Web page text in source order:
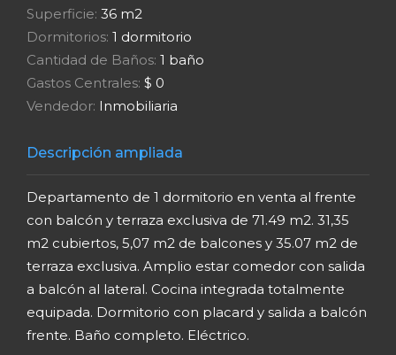
Superficie: 36 m2
Dormitorios: 1 dormitorio
Cantidad de Baños: 1 baño
Gastos Centrales: $ 0
Vendedor: Inmobiliaria
Descripción ampliada
Departamento de 1 dormitorio en venta al frente
con balcón y terraza exclusiva de 71.49 m2. 31,35
m2 cubiertos, 5,07 m2 de balcones y 35.07 m2 de
terraza exclusiva. Amplio estar comedor con salida
a balcón al lateral. Cocina integrada totalmente
equipada. Dormitorio con placard y salida a balcón
frente. Baño completo. Eléctrico.